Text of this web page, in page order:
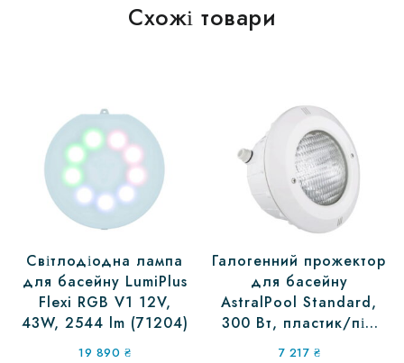
Схожі товари
Світлодіодна лампа
для басейну LumiPlus
Flexi RGB V1 12V,
43W, 2544 lm (71204)
19 890 ₴
Галогенний прожектор
для басейну
AstralPool Standard,
300 Вт, пластик/під
плівку (07856)
7 217 ₴